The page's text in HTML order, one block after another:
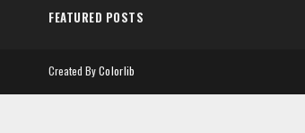
FEATURED POSTS
Created ByColorlib